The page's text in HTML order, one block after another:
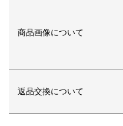
商品画像について
返品交換について